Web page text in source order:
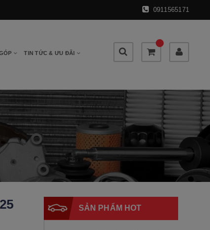
0911565171
TIN TỨC & ƯU ĐÃI
SẢN PHẨM HOT